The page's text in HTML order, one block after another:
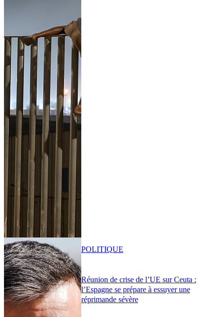
Réunion de crise de l’UE sur Ceuta :
l’Espagne se prépare à essuyer une
réprimande sévère
POLITIQUE